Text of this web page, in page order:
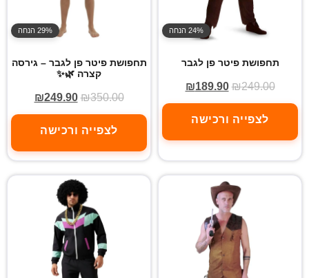
24% הנחה
תחפושת פיטר פן לגבר
₪249.00
₪189.90
לצפייה ורכישה
29% הנחה
תחפושת פיטר פן לגבר – גירסה
קצרה 🌿✨
₪350.00
₪249.90
לצפייה ורכישה